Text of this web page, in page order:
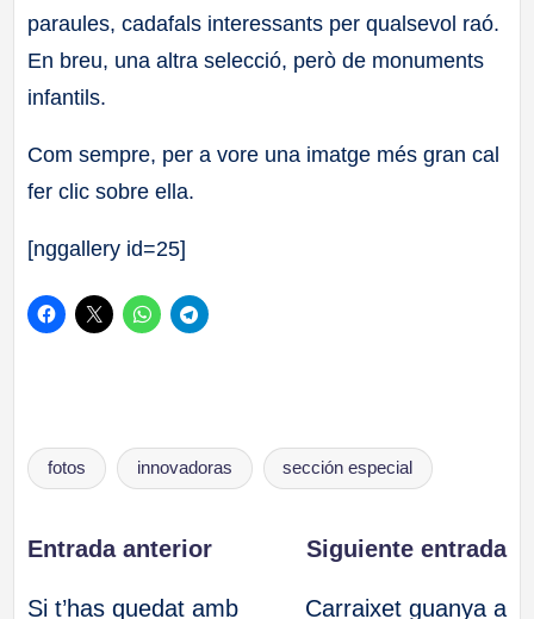
paraules, cadafals interessants per qualsevol raó.
En breu, una altra selecció, però de monuments
infantils.
Com sempre, per a vore una imatge més gran cal
fer clic sobre ella.
[nggallery id=25]
Etiquetas:
fotos innovadoras sección especial
Navegación
Entrada anterior
Si t’has quedat amb
Siguiente entrada
Carraixet guanya a